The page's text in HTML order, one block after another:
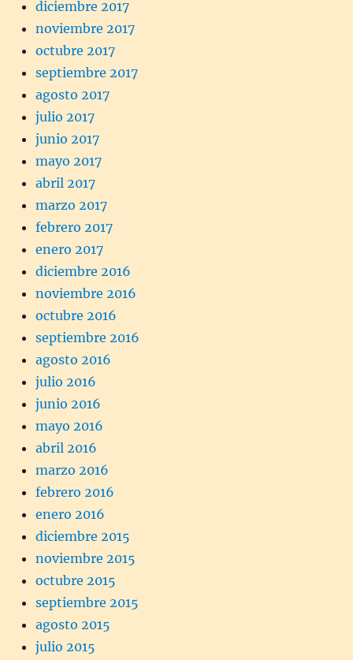
diciembre 2017
noviembre 2017
octubre 2017
septiembre 2017
agosto 2017
julio 2017
junio 2017
mayo 2017
abril 2017
marzo 2017
febrero 2017
enero 2017
diciembre 2016
noviembre 2016
octubre 2016
septiembre 2016
agosto 2016
julio 2016
junio 2016
mayo 2016
abril 2016
marzo 2016
febrero 2016
enero 2016
diciembre 2015
noviembre 2015
octubre 2015
septiembre 2015
agosto 2015
julio 2015